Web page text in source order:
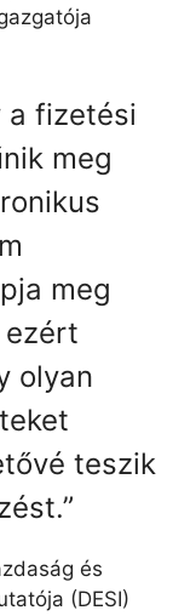
a fizetési
meg
meg
ezért
olyan
teszik
és
(DESI)